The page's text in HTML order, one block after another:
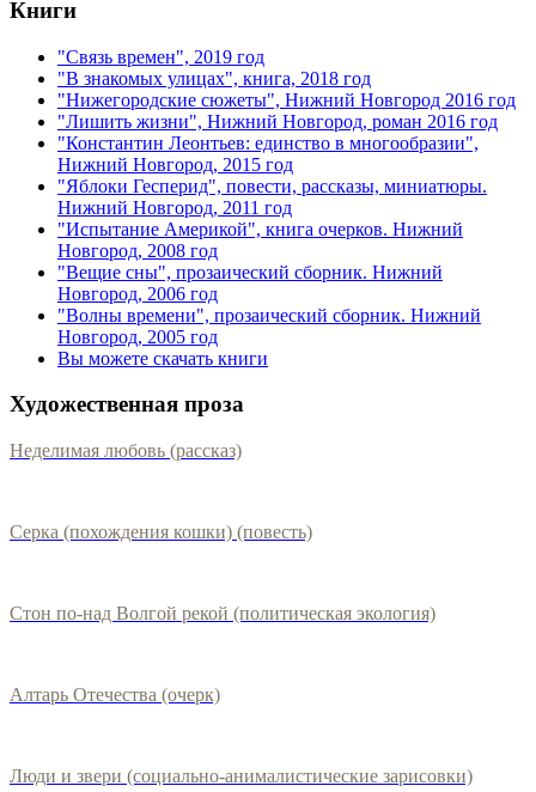
Книги
"Связь времен", 2019 год
"В знакомых улицах", книга, 2018 год
"Нижегородские сюжеты", Нижний Новгород 2016 год
"Лишить жизни", Нижний Новгород, роман 2016 год
"Константин Леонтьев: единство в многообразии",
Нижний Новгород, 2015 год
"Яблоки Гесперид", повести, рассказы, миниатюры.
Нижний Новгород, 2011 год
"Испытание Америкой", книга очерков. Нижний
Новгород, 2008 год
"Вещие сны", прозаический сборник. Нижний
Новгород, 2006 год
"Волны времени", прозаический сборник. Нижний
Новгород, 2005 год
Вы можете скачать книги
Художественная проза
Неделимая любовь (рассказ)
Серка (похождения кошки) (повесть)
Стон по-над Волгой рекой (политическая экология)
Алтарь Отечества (очерк)
Люди и звери (социально-анималистические зарисовки)